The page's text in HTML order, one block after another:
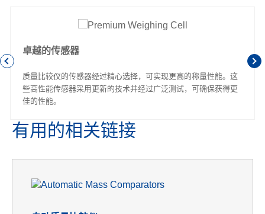
卓越的传感器
质量比较仪的传感器经过精心选择，可实现更高的称量性能。这
些高性能传感器采用更新的技术并经过广泛测试，可确保获得更
佳的性能。
有用的相关链接